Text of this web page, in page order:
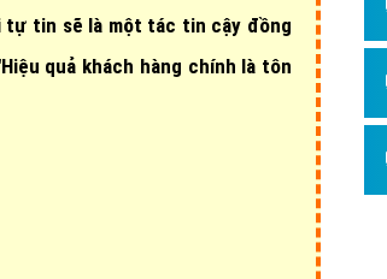
Dịch
tự tin sẽ là một tác tin cậy đồng
quả khách hàng chính là tôn